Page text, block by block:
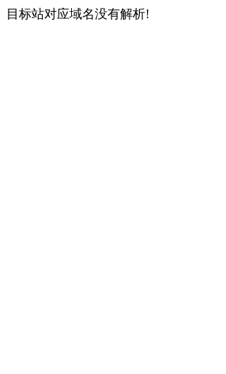
目标站对应域名没有解析!